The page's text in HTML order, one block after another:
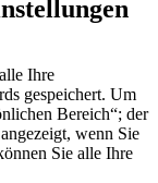
Ihre
gespeichert. Um
Bereich“; der
wenn Sie
Sie alle Ihre